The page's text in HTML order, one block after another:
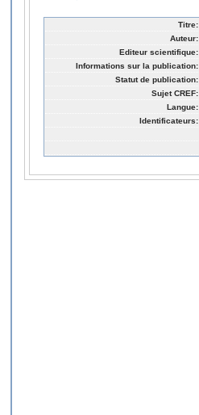
Titre:
Auteur:
Editeur scientifique:
Informations sur la publication:
Statut de publication:
Sujet CREF:
Langue:
Identificateurs: